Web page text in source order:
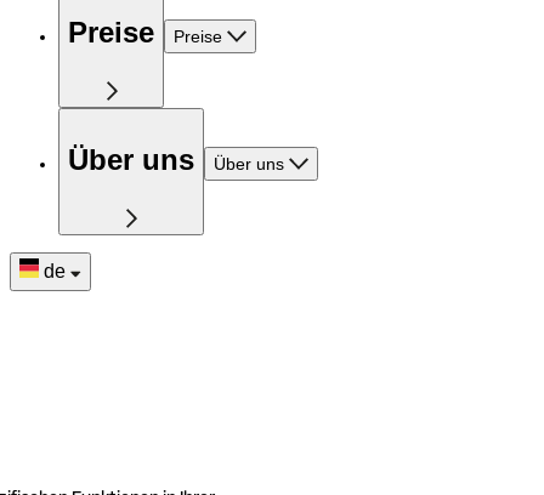
Preise Preise
Über uns Über uns
de